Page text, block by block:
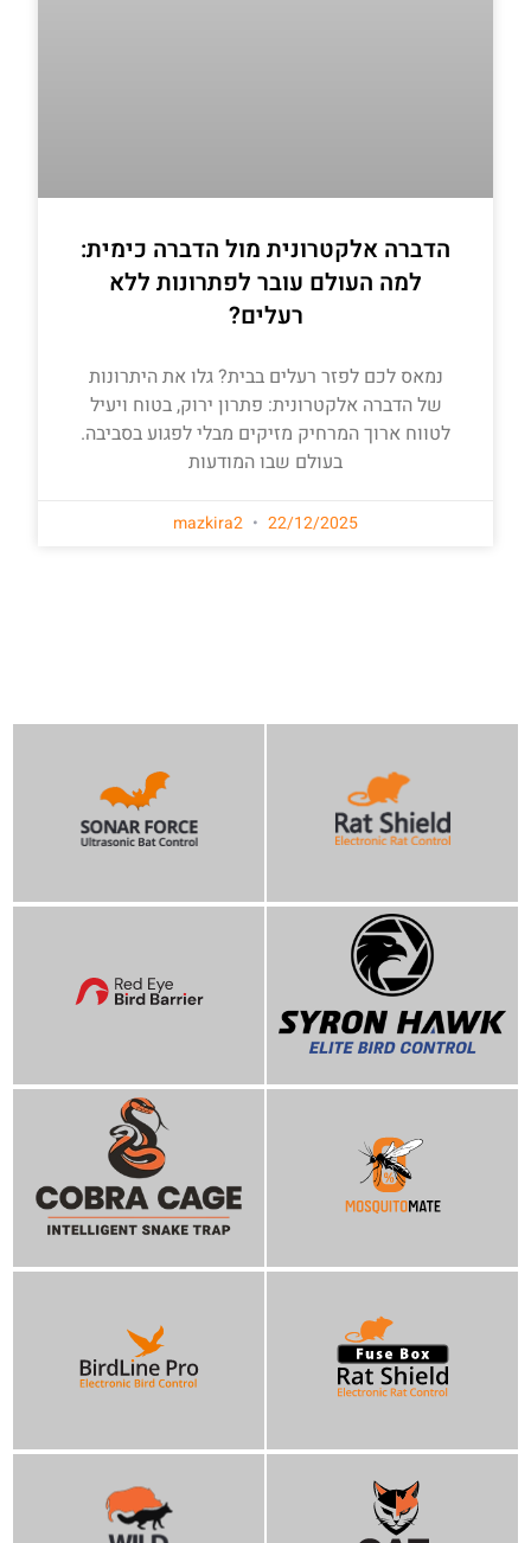
הדברה אלקטרונית מול הדברה כימית:
למה העולם עובר לפתרונות ללא
רעלים?
נמאס לכם לפזר רעלים בבית? גלו את היתרונות
של הדברה אלקטרונית: פתרון ירוק, בטוח ויעיל
לטווח ארוך המרחיק מזיקים מבלי לפגוע בסביבה.
בעולם שבו המודעות
mazkira2 22/12/2025